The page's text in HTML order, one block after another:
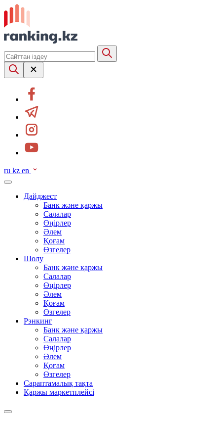
ru kz en
Дайджест
Банк және қаржы
Салалар
Өңірлер
Әлем
Қоғам
Өзгелер
Шолу
Банк және қаржы
Салалар
Өңірлер
Әлем
Қоғам
Өзгелер
Рэнкинг
Банк және қаржы
Салалар
Өңірлер
Әлем
Қоғам
Өзгелер
Сараптамалық тақта
Қаржы маркетплейсі